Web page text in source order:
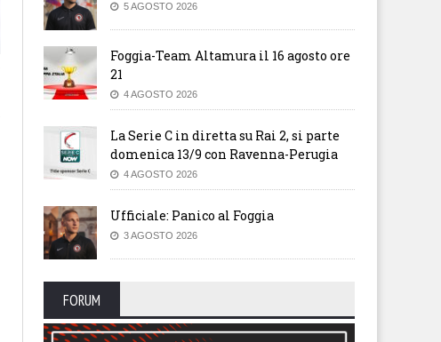
5 AGOSTO 2026
Foggia-Team Altamura il 16 agosto ore
21
4 AGOSTO 2026
La Serie C in diretta su Rai 2, si parte
domenica 13/9 con Ravenna-Perugia
4 AGOSTO 2026
Ufficiale: Panico al Foggia
3 AGOSTO 2026
FORUM